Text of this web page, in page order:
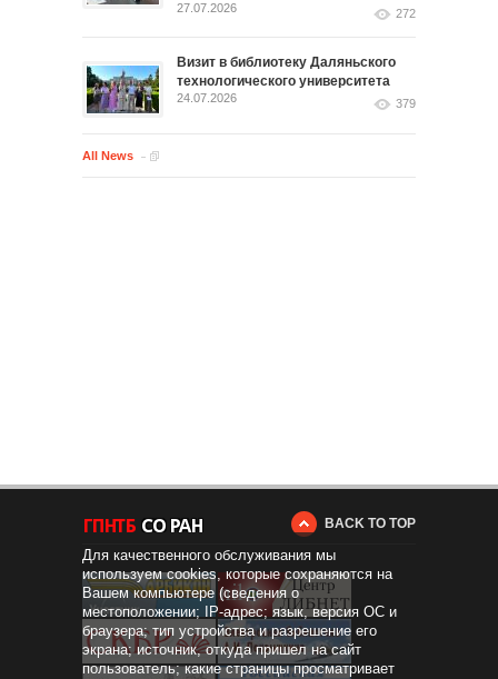
27.07.2026 272
Визит в библиотеку Даляньского
технологического университета
24.07.2026 379
All News
BACK TO TOP
Для качественного обслуживания мы
используем cookies, которые сохраняются на
Вашем компьютере (сведения о
местоположении; IP-адрес; язык, версия ОС и
браузера; тип устройства и разрешение его
экрана; источник, откуда пришел на сайт
пользователь; какие страницы просматривает